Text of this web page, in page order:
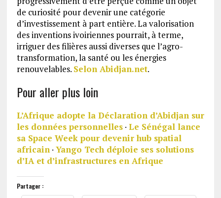
de curiosité pour devenir une catégorie
d’investissement à part entière. La valorisation
des inventions ivoiriennes pourrait, à terme,
irriguer des filières aussi diverses que l’agro-
transformation, la santé ou les énergies
renouvelables. Selon Abidjan.net.
Pour aller plus loin
L’Afrique adopte la Déclaration d’Abidjan sur
les données personnelles· Le Sénégal lance
sa Space Week pour devenir hub spatial
africain· Yango Tech déploie ses solutions
d’IA et d’infrastructures en Afrique
Partager :